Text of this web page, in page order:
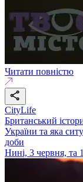
Читати повністю
CityLife
Британський
України та яка
доби
Нині, 3 червня, та